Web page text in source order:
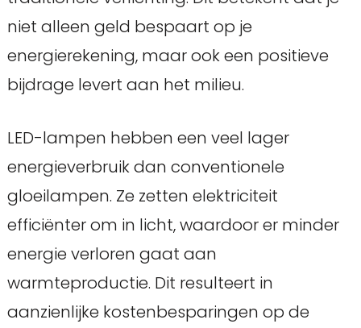
niet alleen geld bespaart op je
energierekening, maar ook een positieve
bijdrage levert aan het milieu.
LED-lampen hebben een veel lager
energieverbruik dan conventionele
gloeilampen. Ze zetten elektriciteit
efficiënter om in licht, waardoor er minder
energie verloren gaat aan
warmteproductie. Dit resulteert in
aanzienlijke kostenbesparingen op de